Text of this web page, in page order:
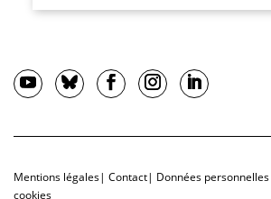
Mentions légales| Contact| Données personnelles
cookies